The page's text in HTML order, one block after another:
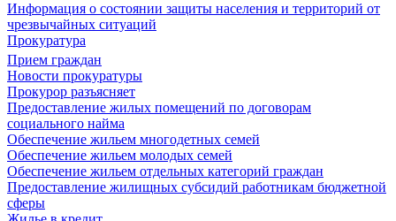
Информация о состоянии защиты населения и территорий от
чрезвычайных ситуаций
Прокуратура
Прием граждан
Новости прокуратуры
Прокурор разъясняет
Предоставление жилых помещений по договорам
социального найма
Обеспечение жильем многодетных семей
Обеспечение жильем молодых семей
Обеспечение жильем отдельных категорий граждан
Предоставление жилищных субсидий работникам бюджетной
сферы